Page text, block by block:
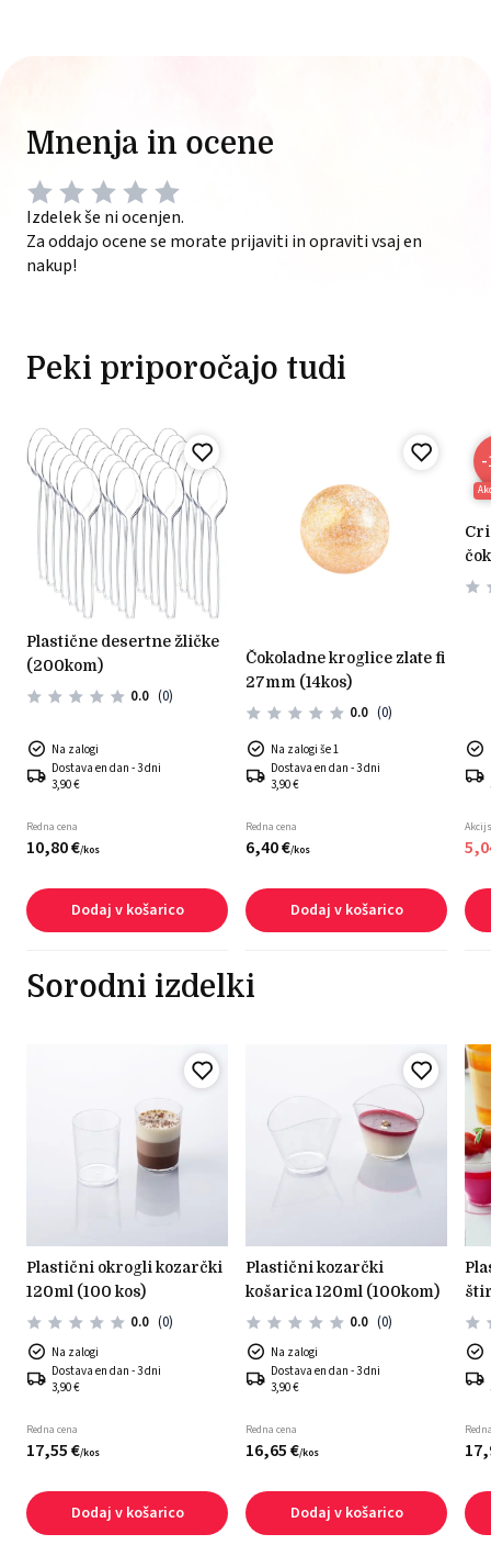
Mnenja in ocene
Izdelek še ni ocenjen.
Za oddajo ocene se morate prijaviti in opraviti vsaj en
nakup!
Peki priporočajo tudi
plastične desertne žličke
(200kom)
0.0 (0)
Na zalogi
Dostava en dan - 3 dni
3,90 €
Redna cena
10,80€/kos
Dodaj v košarico
čokoladne kroglice zlate fi
27mm (14kos)
0.0 (0)
Na zalogi še 1
Dostava en dan - 3 dni
3,90 €
Redna cena
6,40€/kos
Dodaj v košarico
crispy kroglice mlečna
5,
Sorodni izdelki
plastični okrogli kozarčki
120ml (100 kos)
0.0 (0)
Na zalogi
Dostava en dan - 3 dni
3,90 €
Redna cena
17,55€/kos
Dodaj v košarico
plastični kozarčki
košarica 120ml (100kom)
0.0 (0)
Na zalogi
Dostava en dan - 3 dni
3,90 €
Redna cena
16,65€/kos
Dodaj v košarico
plastični kozarčki
17,